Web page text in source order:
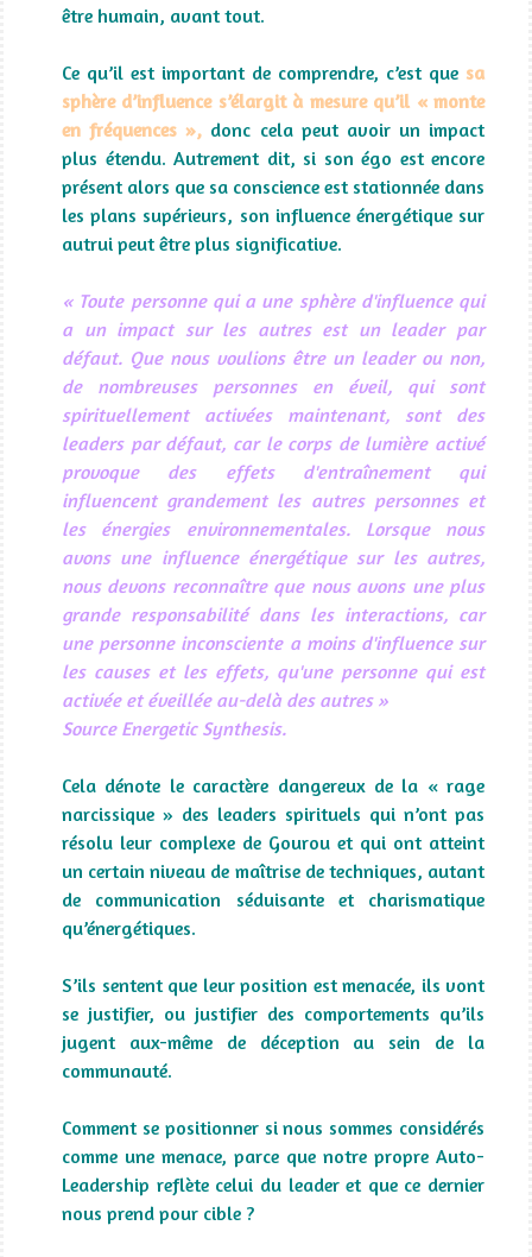
être humain, avant tout.
Ce qu’il est important de comprendre, c’est que sa
sphère d’influence s’élargit à mesure qu’il « monte
en fréquences », donc cela peut avoir un impact
plus étendu. Autrement dit, si son égo est encore
présent alors que sa conscience est stationnée dans
les plans supérieurs, son influence énergétique sur
autrui peut être plus significative.
« Toute personne qui a une sphère d'influence qui
a un impact sur les autres est un leader par
défaut. Que nous voulions être un leader ou non,
de nombreuses personnes en éveil, qui sont
spirituellement activées maintenant, sont des
leaders par défaut, car le corps de lumière activé
provoque des effets d'entraînement qui
influencent grandement les autres personnes et
les énergies environnementales. Lorsque nous
avons une influence énergétique sur les autres,
nous devons reconnaître que nous avons une plus
grande responsabilité dans les interactions, car
une personne inconsciente a moins d'influence sur
les causes et les effets, qu'une personne qui est
activée et éveillée au-delà des autres »
Source Energetic Synthesis.
Cela dénote le caractère dangereux de la « rage
narcissique » des leaders spirituels qui n’ont pas
résolu leur complexe de Gourou et qui ont atteint
un certain niveau de maîtrise de techniques, autant
de communication séduisante et charismatique
qu’énergétiques.
S’ils sentent que leur position est menacée, ils vont
se justifier, ou justifier des comportements qu’ils
jugent aux-même de déception au sein de la
communauté.
Comment se positionner si nous sommes considérés
comme une menace, parce que notre propre Auto-
Leadership reflète celui du leader et que ce dernier
nous prend pour cible ?